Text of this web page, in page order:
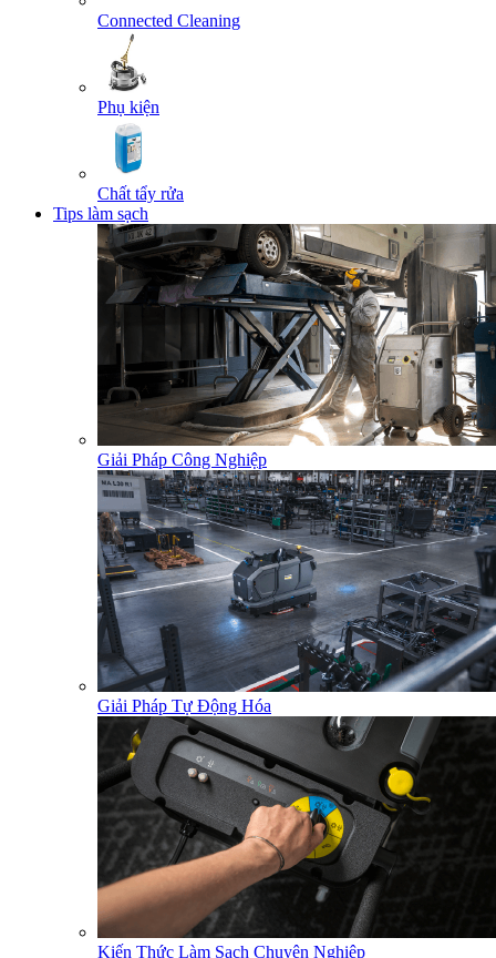
Connected Cleaning
Phụ kiện
Chất tẩy rửa
Tips làm sạch
Giải Pháp Công Nghiệp
Giải Pháp Tự Động Hóa
Kiến Thức Làm Sạch Chuyên Nghiệp